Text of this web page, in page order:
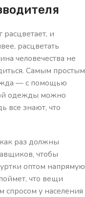
и
расцветать
человечества не
Самым простым
— с помощью
одежды можно
все знают, что
раз должны
чтобы
оптом напрямую
что вещи
спросом у населения